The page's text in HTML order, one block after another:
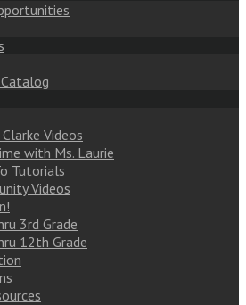
Clarke Videos
with Ms. Laurie
Tutorials
Videos
3rd Grade
12th Grade